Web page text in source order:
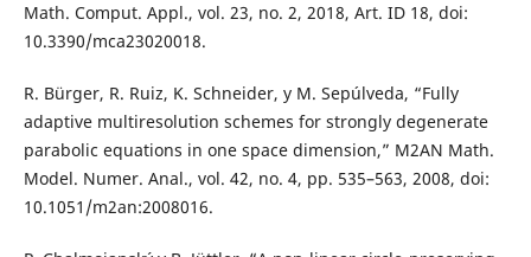
Math. Comput. Appl., vol. 23, no. 2, 2018, Art. ID 18, doi:
10.3390/mca23020018.
R. Bürger, R. Ruiz, K. Schneider, y M. Sepúlveda, “Fully
adaptive multiresolution schemes for strongly degenerate
parabolic equations in one space dimension,” M2AN Math.
Model. Numer. Anal., vol. 42, no. 4, pp. 535–563, 2008, doi:
10.1051/m2an:2008016.